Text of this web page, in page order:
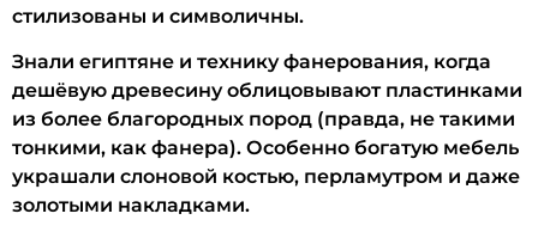
стилизованы и символичны.
Знали египтяне и технику фанерования, когда
дешёвую древесину облицовывают пластинками
из более благородных пород (правда, не такими
тонкими, как фанера). Особенно богатую мебель
украшали слоновой костью, перламутром и даже
золотыми накладками.